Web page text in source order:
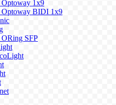
1х9
Optoway BIDI 1x9
SFP